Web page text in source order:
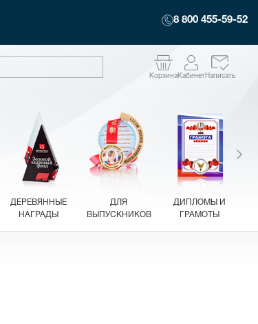
8 800 455-59-52
КорзинаКабинетНаписать
ДЕРЕВЯННЫЕ
НАГРАДЫ
ДЛЯ
ВЫПУСКНИКОВ
ДИПЛОМЫ И
ГРАМОТЫ